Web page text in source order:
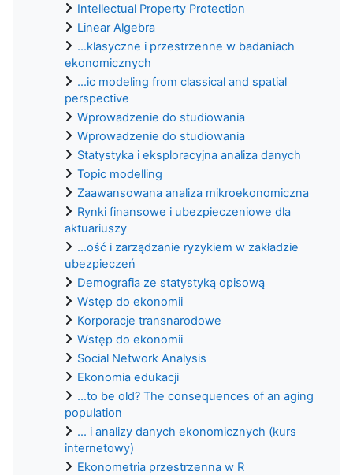
Intellectual Property Protection
Linear Algebra
...klasyczne i przestrzenne w badaniach
ekonomicznych
...ic modeling from classical and spatial
perspective
Wprowadzenie do studiowania
Wprowadzenie do studiowania
Statystyka i eksploracyjna analiza danych
Topic modelling
Zaawansowana analiza mikroekonomiczna
Rynki finansowe i ubezpieczeniowe dla
aktuariuszy
...ość i zarządzanie ryzykiem w zakładzie
ubezpieczeń
Demografia ze statystyką opisową
Wstęp do ekonomii
Korporacje transnarodowe
Wstęp do ekonomii
Social Network Analysis
Ekonomia edukacji
...to be old? The consequences of an aging
population
... i analizy danych ekonomicznych (kurs
internetowy)
Ekonometria przestrzenna w R